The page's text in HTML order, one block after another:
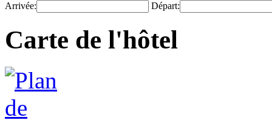
Arrivée: Départ:
Carte de l'hôtel